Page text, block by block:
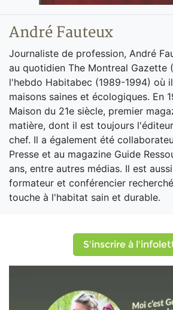
André Fauteux
Journaliste de profession, André
au quotidien The Montreal Gazette
l'hebdo Habitabec (1989-1994) où il
maisons saines et écologiques. En
Maison du 21e siècle, premier
matière, dont il est toujours
chef. Il a également été
Presse et au magazine Guide
ans, entre autres médias. Il est
formateur et conférencier
touche à l'habitat sain et durable.
S'inscrire à